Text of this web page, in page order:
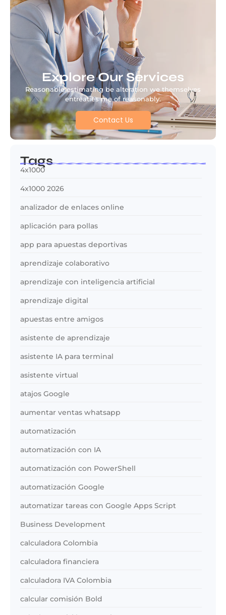
Explore Our Services
Reasonable estimating be alteration we themselves
entreaties me of reasonably.
Contact Us
Tags
4x1000
4x1000 2026
analizador de enlaces online
aplicación para pollas
app para apuestas deportivas
aprendizaje colaborativo
aprendizaje con inteligencia artificial
aprendizaje digital
apuestas entre amigos
asistente de aprendizaje
asistente IA para terminal
asistente virtual
atajos Google
aumentar ventas whatsapp
automatización
automatización con IA
automatización con PowerShell
automatización Google
automatizar tareas con Google Apps Script
Business Development
calculadora Colombia
calculadora financiera
calculadora IVA Colombia
calcular comisión Bold